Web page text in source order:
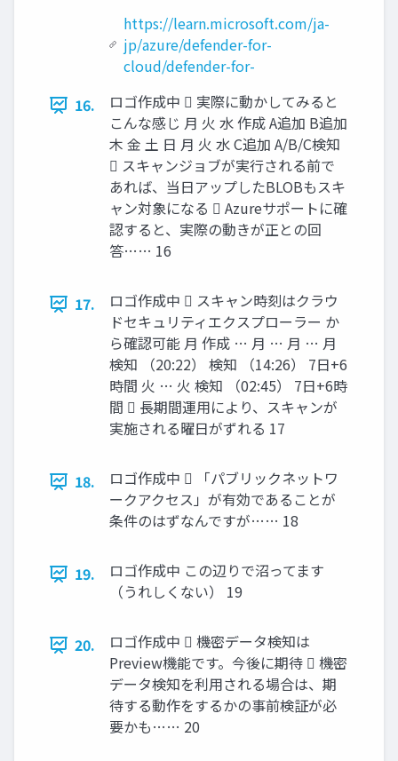
https://learn.microsoft.com/ja-
jp/azure/defender-for-
cloud/defender-for-
16.
ロゴ作成中  実際に動かしてみると
こんな感じ 月 火 水 作成 A追加 B追加
木 金 土 日 月 火 水 C追加 A/B/C検知
 スキャンジョブが実行される前で
あれば、当日アップしたBLOBもスキ
ャン対象になる  Azureサポートに確
認すると、実際の動きが正との回
答…… 16
17.
ロゴ作成中  スキャン時刻はクラウ
ドセキュリティエクスプローラー か
ら確認可能 月 作成 … 月 … 月 … 月
検知 （20:22） 検知 （14:26） 7日+6
時間 火 … 火 検知 （02:45） 7日+6時
間  長期間運用により、スキャンが
実施される曜日がずれる 17
18.
ロゴ作成中  「パブリックネットワ
ークアクセス」が有効であることが
条件のはずなんですが…… 18
19.
ロゴ作成中 この辺りで沼ってます
（うれしくない） 19
20.
ロゴ作成中  機密データ検知は
Preview機能です。今後に期待  機密
データ検知を利用される場合は、期
待する動作をするかの事前検証が必
要かも…… 20